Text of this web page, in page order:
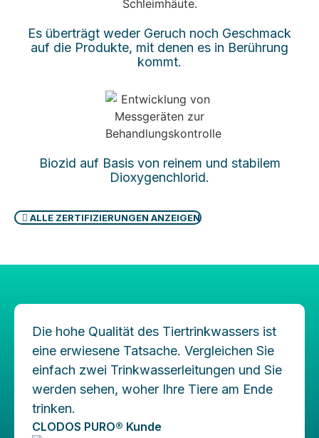
Es überträgt weder Geruch noch Geschmack
auf die Produkte, mit denen es in Berührung
kommt.
Biozid auf Basis von reinem und stabilem
Dioxygenchlorid.
ALLE ZERTIFIZIERUNGEN ANZEIGEN
Die hohe Qualität des Tiertrinkwassers ist
eine erwiesene Tatsache. Vergleichen Sie
einfach zwei Trinkwasserleitungen und Sie
werden sehen, woher Ihre Tiere am Ende
trinken.
CLODOS PURO® Kunde